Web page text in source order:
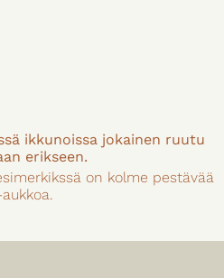
ikkunoissa jokainen ruutu
erikseen.
on kolme pestävää